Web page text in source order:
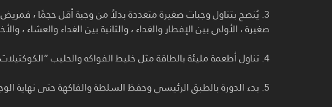
3. يُنصح بتناول وجبات صغيرة متعددة بدلاً من وجبة أقل حجمًا ،
صغيرة ، الأولى بين الإفطار والغداء ، والثانية بين الغداء والعشاء ،
4. تناول أطعمة مليئة بالطاقة مثل خليط الفواكه والحليب “الكوكتيلات” وخاصة كوكتيلات الموز والمعجنات مثل الفطائر والبسكويت.
5. بدء الدورة بالطبق الرئيسي وحفظ السلطة والفاكهة حتى نهاية الوجبة.